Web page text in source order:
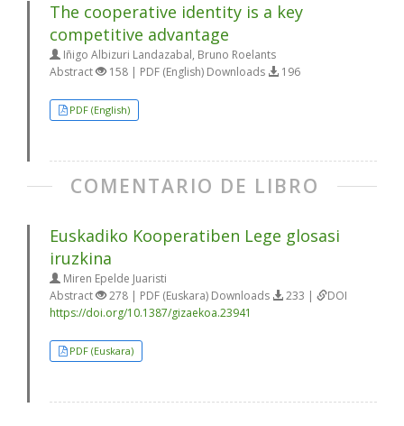
The cooperative identity is a key
competitive advantage
Iñigo Albizuri Landazabal, Bruno Roelants
Abstract
158 | PDF (English) Downloads 196
PDF (English)
COMENTARIO DE LIBRO
Euskadiko Kooperatiben Lege glosasi
iruzkina
Miren Epelde Juaristi
Abstract
278 | PDF (Euskara) Downloads 233 |
DOI
https://doi.org/10.1387/gizaekoa.23941
PDF (Euskara)